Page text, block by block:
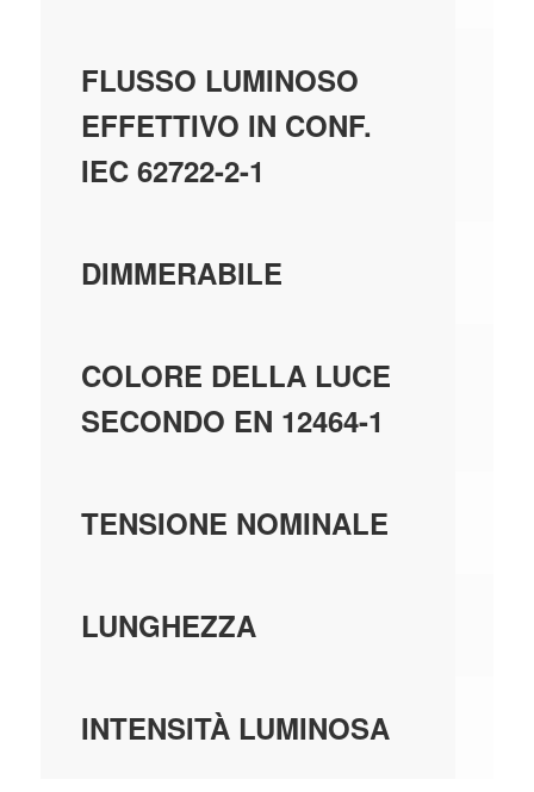
FLUSSO LUMINOSO
EFFETTIVO IN CONF.
IEC 62722-2-1
DIMMERABILE
COLORE DELLA LUCE
SECONDO EN 12464-1
TENSIONE NOMINALE
LUNGHEZZA
INTENSITÀ LUMINOSA